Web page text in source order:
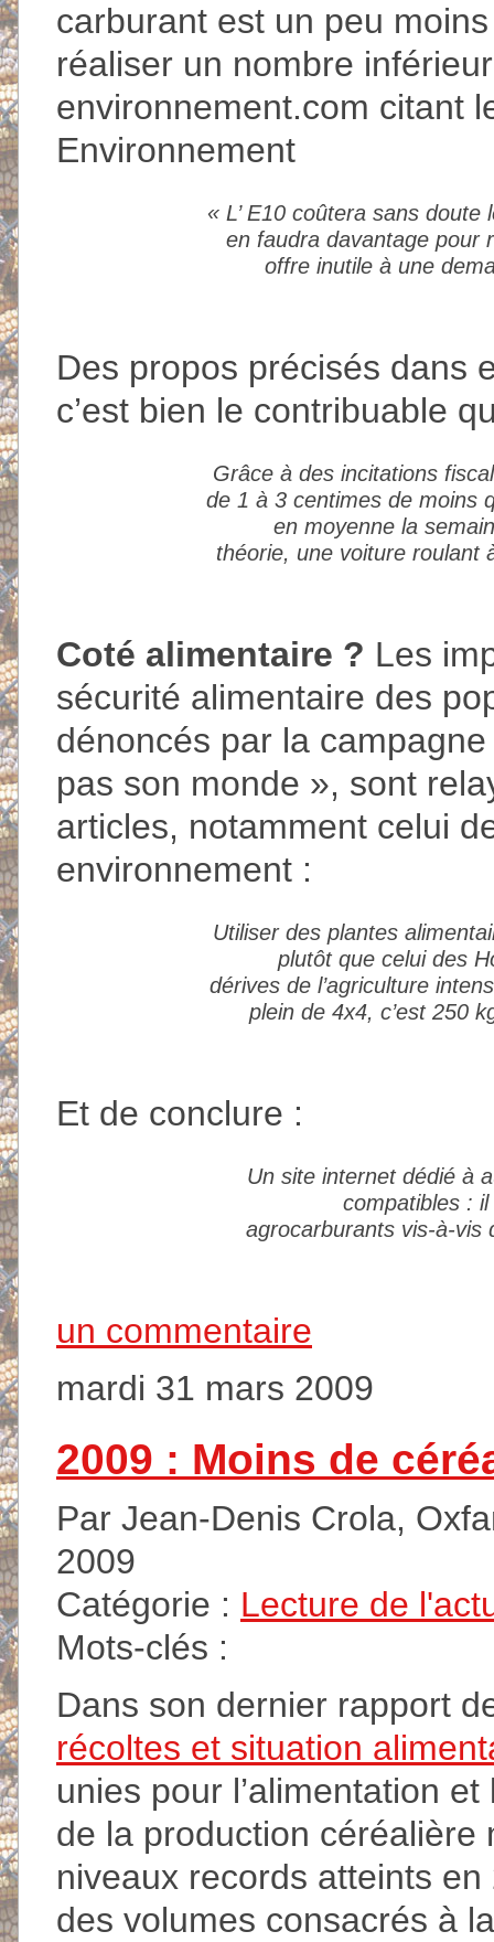
carburant est un peu
réaliser un nombre
environnement.com citant
Environnement
« L’ E10 coûtera sans
en faudra davantage pour
offre inutile à une
Des propos précisés dans
c’est bien le contribuable
Grâce à des incitations
de 1 à 3 centimes de moins
en moyenne la
théorie, une voiture roulant
Coté alimentaire ? Les
sécurité alimentaire des
dénoncés par la
pas son monde », sont
articles, notamment celui
environnement :
Utiliser des plantes
plutôt que celui des
dérives de l’agriculture
plein de 4x4, c’est 250
Et de conclure :
Un site internet dédié à
compatibles :
agrocarburants vis-à-vis
un commentaire
mardi 31 mars 2009
2009 : Moins de
Par Jean-Denis Crola,
2009
Catégorie : Lecture de
Mots-clés :
Dans son dernier rapport
récoltes et situation
unies pour l’alimentation
de la production
niveaux records atteints
des volumes consacrés à